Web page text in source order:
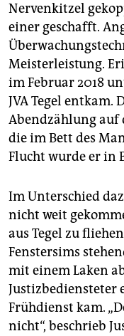
unterstützen
abo
genossenschaft
epaper login
Nervenkitzel
einer geschafft.
Meisterleistung.
im Februar 2018
JVA Tegel entkam.
Abendzählung auf
die im Bett des
Flucht wurde er in
Im Unterschied
nicht weit
aus Tegel zu
Fenstersims
mit einem Laken
Justizbediensteter
Frühdienst kam.
nicht“, beschrieb